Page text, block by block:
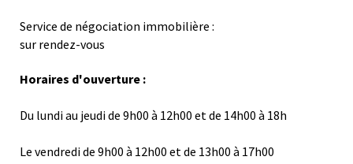
Service de négociation immobilière :
sur rendez-vous
Horaires d'ouverture :
Du lundi au jeudi de 9h00 à 12h00 et de 14h00 à 18h
Le vendredi de 9h00 à 12h00 et de 13h00 à 17h00